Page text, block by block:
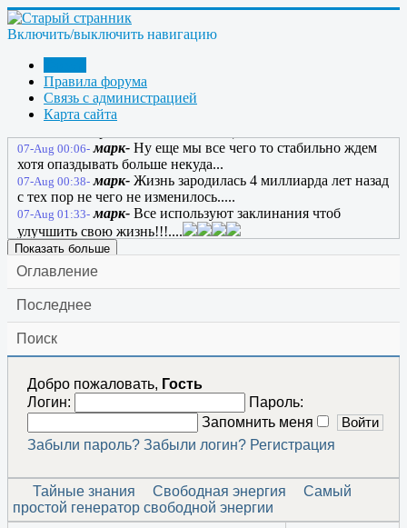
Включить/выключить навигацию
Правила форума
Связь с администрацией
Карта сайта
писать об СЕ, мне месяц нужна тренировка! так и мне об
Е, мне месяц нужна тренировка!
будет жить вечно? Где эпиграф?
06-Aug 22:51- anatol130164-
06-Aug 23:48- марк-Вроде работает...пока еще....
06-Aug 23:50- марк-
07-Aug 00:06- марк- Ну еще мы все чего то стабильно ждем
хотя опаздывать больше некуда...
07-Aug 00:38- марк- Жизнь зародилась 4 миллиарда лет назад
с тех пор не чего не изменилось.....
07-Aug 01:33- марк- Все используют заклинания чтоб
улучшить свою жизнь!!!....
Показать больше
Оглавление
Последнее
Поиск
Добро пожаловать, Гость
Логин:
Пароль:
Запомнить меня
Забыли пароль? Забыли логин? Регистрация
Тайные знания Свободная энергия
Самый
простой генератор свободной энергии